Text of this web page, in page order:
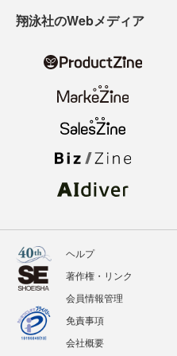
翔泳社のWebメディア
ヘルプ
著作権・リンク
会員情報管理
免責事項
会社概要